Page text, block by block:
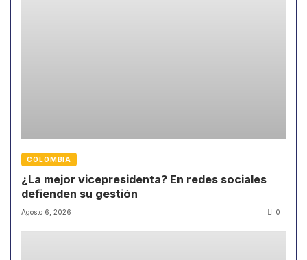
COLOMBIA
¿La mejor vicepresidenta? En redes sociales
defienden su gestión
Agosto 6, 2026 0